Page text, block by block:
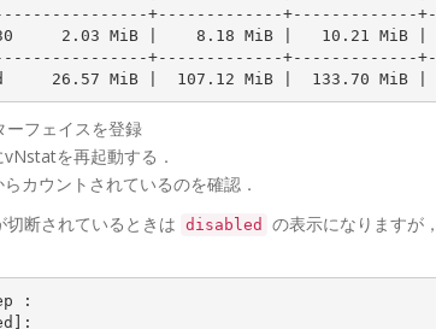
26.57 MiB |  107.12 MiB |  133.70 MiB |
ーフェイスを登録
を再起動する．
カウントされているのを確認．
切断されているときは disabled
の表示になりますが
: